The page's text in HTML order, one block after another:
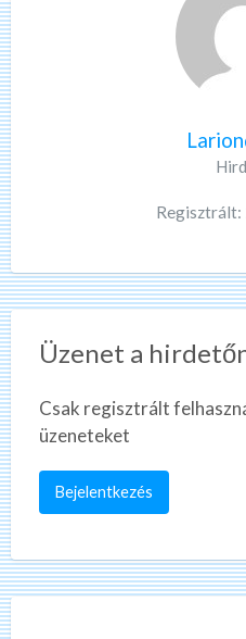
Regisztrált:
Üzenet a
Csak regisztrált
üzeneteket
Bejelentkezés